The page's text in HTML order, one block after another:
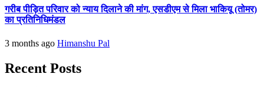
गरीब पीड़ित परिवार को न्याय दिलाने की मांग, एसडीएम से मिला भाकियू (तोमर)
का प्रतिनिधिमंडल
3 months ago Himanshu Pal
Recent Posts